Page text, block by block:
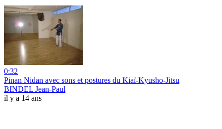
0:32
Pinan Nidan avec sons et postures du Kiaï-Kyusho-Jitsu
BINDEL Jean-Paul
il y a 14 ans